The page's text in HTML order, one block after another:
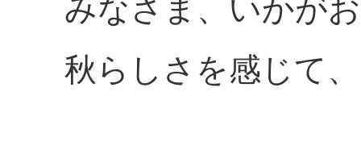
みなさま、いかが
秋らしさを感じて